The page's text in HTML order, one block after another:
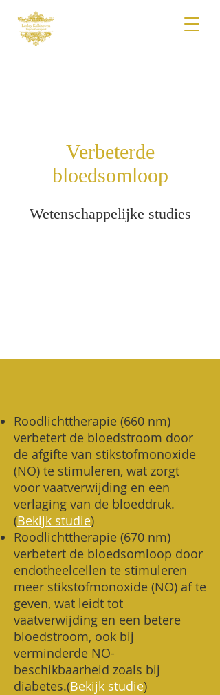
Verbeterde
bloedsomloop
Wetenschappelijke studies
Roodlichttherapie (660 nm)
verbetert de bloedstroom door
de afgifte van stikstofmonoxide
(NO) te stimuleren, wat zorgt
voor vaatverwijding en een
verlaging van de bloeddruk.
(Bekijk studie)
Roodlichttherapie (670 nm)
verbetert de bloedsomloop door
endotheelcellen te stimuleren
meer stikstofmonoxide (NO) af te
geven, wat leidt tot
vaatverwijding en een betere
bloedstroom, ook bij
verminderde NO-
beschikbaarheid zoals bij
diabetes.(Bekijk studie)